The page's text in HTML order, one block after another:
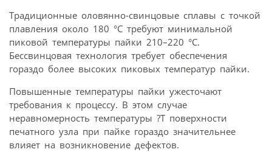
Традиционные оловянно-свинцовые сплавы с точкой
плавления около 180 °C требуют минимальной
пиковой температуры пайки 210–220 °C.
Бессвинцовая технология требует обеспечения
гораздо более высоких пиковых температур пайки.
Повышенные температуры пайки ужесточают
требования к процессу. В этом случае
неравномерность температуры ?T поверхности
печатного узла при пайке гораздо значительнее
влияет на возникновение дефектов.